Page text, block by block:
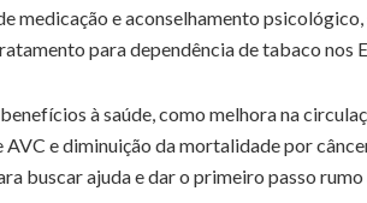
medicação e aconselhamento
para dependência de tabaco nos
à saúde, como melhora na
e diminuição da mortalidade por
buscar ajuda e dar o primeiro passo